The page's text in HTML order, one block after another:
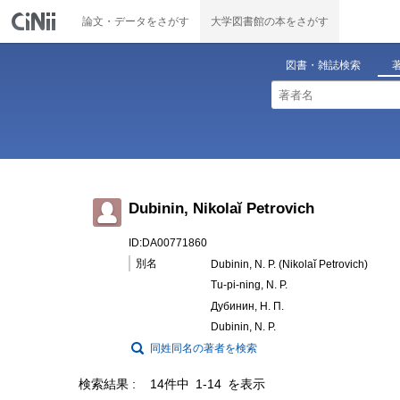
論文・データをさがす 大学図書館の本をさがす
図書・雑誌検索
Dubinin, Nikolaĭ Petrovich
ID:DA00771860
別名
Dubinin, N. P. (Nikolaĭ Petrovich)
Tu-pi-ning, N. P.
Дубинин, Н. П.
Dubinin, N. P.
同姓同名の著者を検索
検索結果 14件中 1-14 を表示